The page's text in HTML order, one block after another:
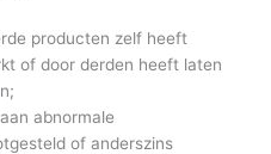
producten zelf heeft
of door derden heeft laten
abnormale
of anderszins